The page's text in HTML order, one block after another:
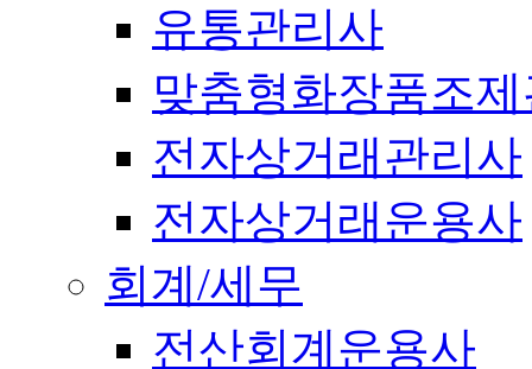
유통관리사
맞춤형화장품조
전자상거래관리사
전자상거래운용사
회계/세무
전산회계운용사